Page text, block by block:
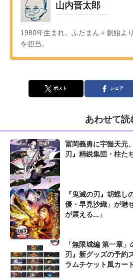
山内晋太郎
1980年生まれ。ふたまん＋創始よ
を担当。
ポスト シェア
あわせて読
冨岡義勇に宇髄天元
刃』精鋭集団・柱た
『鬼滅の刃』胡蝶
優・早見沙織」が魅せた神演技
が震える...」
「無限城編 第一章
刃』新グッズの予約
ラムチケット風カー